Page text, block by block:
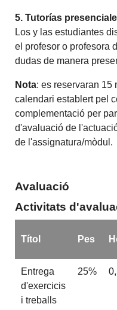
5. Tutorías
Los y las estudiantes
el profesor o profesora
dudas de manera
Nota: es reservaran 15
calendari establert pel
complementació per
d'avaluació de
de l'assignatura/mòdul.
Avaluació
Activitats
Títol Pes
Entrega
d'exercicis
i treballs
25%